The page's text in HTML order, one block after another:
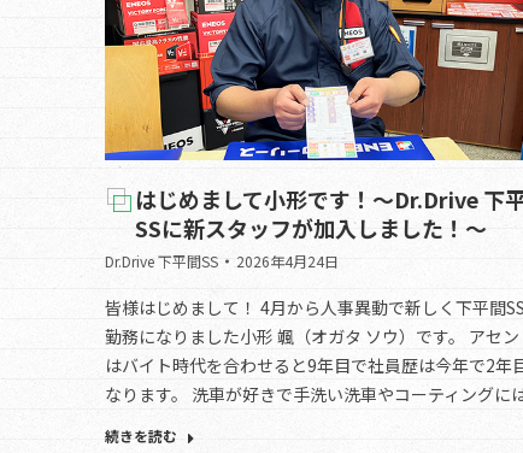
はじめまして小形です！～Dr.Drive 下
SSに新スタッフが加入しました！～
Dr.Drive 下平間SS 2026年4月24日
皆様はじめまして！ 4月から人事異動で新しく下平間
勤務になりました小形 颯（オガタ ソウ）です。 アセ
はバイト時代を合わせると9年目で社員歴は今年で2年
なります。 洗車が好きで手洗い洗車やコーティングに
続きを読む